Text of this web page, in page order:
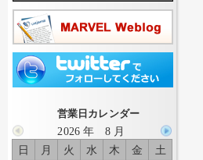
営業日カレンダー
2026 年 8 月
日
月 火 水 木 金
土